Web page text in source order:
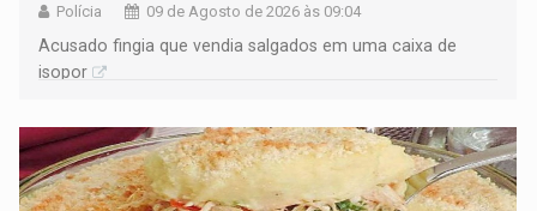
Polícia 09 de Agosto de 2026 às 09:04
Acusado fingia que vendia salgados em uma caixa de
isopor